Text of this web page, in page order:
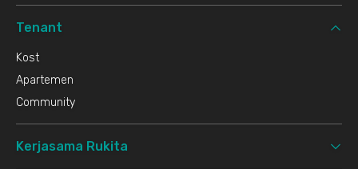
Tenant
Kost
Apartemen
Community
Kerjasama Rukita